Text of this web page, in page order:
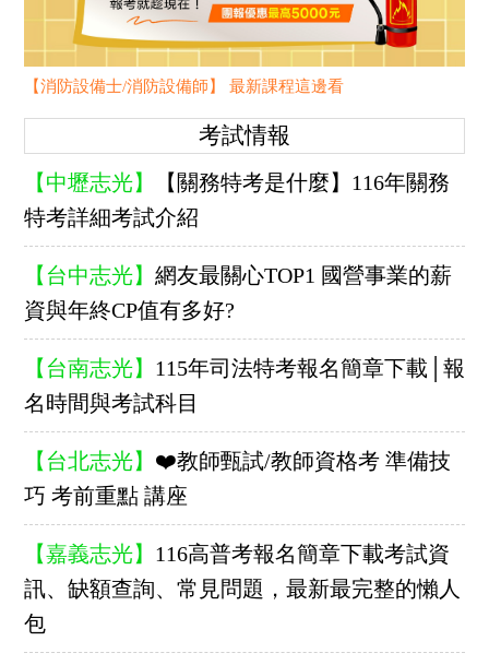
【消防設備士/消防設備師】 最新課程這邊看
考試情報
【中壢志光】
【關務特考是什麼】116年關務
特考詳細考試介紹
【台中志光】 網友最關心TOP1 國營事業的薪
資與年終CP值有多好?
【台南志光】 115年司法特考報名簡章下載│報
名時間與考試科目
【台北志光】 ❤️教師甄試/教師資格考 準備技
巧 考前重點 講座
【嘉義志光】 116高普考報名簡章下載考試資
訊、缺額查詢、常見問題，最新最完整的懶人
包